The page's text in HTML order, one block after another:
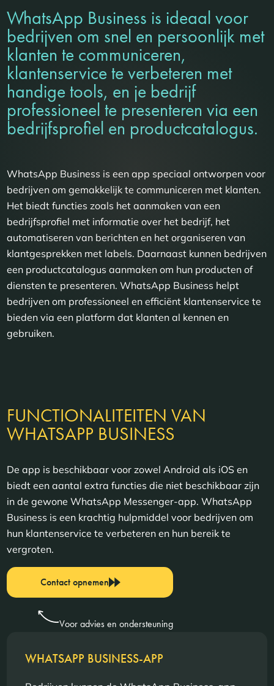
WhatsApp Business is ideaal voor
bedrijven om snel en persoonlijk met
klanten te communiceren,
klantenservice te verbeteren met
handige tools, en je bedrijf
professioneel te presenteren via een
bedrijfsprofiel en productcatalogus.
WhatsApp Business is een app speciaal ontworpen voor
bedrijven om gemakkelijk te communiceren met klanten.
Het biedt functies zoals het aanmaken van een
bedrijfsprofiel met informatie over het bedrijf, het
automatiseren van berichten en het organiseren van
klantgesprekken met labels. Daarnaast kunnen bedrijven
een productcatalogus aanmaken om hun producten of
diensten te presenteren. WhatsApp Business helpt
bedrijven om professioneel en efficiënt klantenservice te
bieden via een platform dat klanten al kennen en
gebruiken.
FUNCTIONALITEITEN VAN
WHATSAPP BUSINESS
De app is beschikbaar voor zowel Android als iOS en
biedt een aantal extra functies die niet beschikbaar zijn
in de gewone WhatsApp Messenger-app. WhatsApp
Business is een krachtig hulpmiddel voor bedrijven om
hun klantenservice te verbeteren en hun bereik te
vergroten.
Contact opnemen
Voor advies en ondersteuning
WHATSAPP BUSINESS-APP